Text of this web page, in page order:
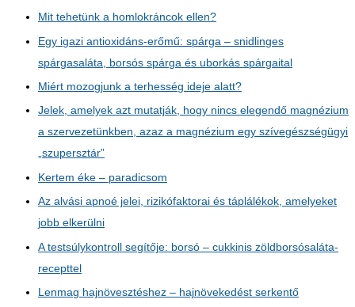
Mit tehetünk a homlokráncok ellen?
Egy igazi antioxidáns-erőmű: spárga – snidlinges
spárgasaláta, borsós spárga és uborkás spárgaital
Miért mozogjunk a terhesség ideje alatt?
Jelek, amelyek azt mutatják, hogy nincs elegendő magnézium
a szervezetünkben, azaz a magnézium egy szívegészségügyi
„szupersztár”
Kertem éke – paradicsom
Az alvási apnoé jelei, rizikófaktorai és táplálékok, amelyeket
jobb elkerülni
A testsúlykontroll segítője: borsó – cukkinis zöldborsósaláta-
recepttel
Lenmag hajnövesztéshez – hajnövekedést serkentő